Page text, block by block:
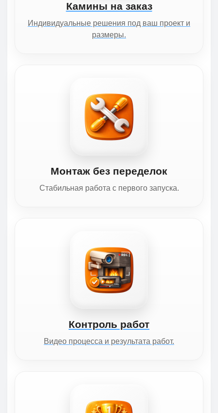
Камины на заказ
Индивидуальные решения под ваш проект и
размеры.
Монтаж без переделок
Стабильная работа с первого запуска.
Контроль работ
Видео процесса и результата работ.